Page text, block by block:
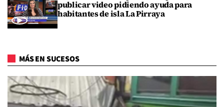
publicar video pidiendo ayuda para
habitantes de isla La Pirraya
MÁS EN SUCESOS